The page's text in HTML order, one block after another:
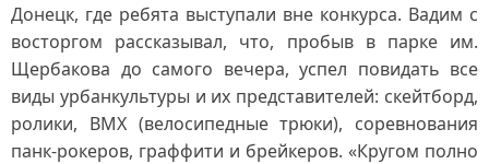
Донецк, где ребята выступали вне конкурса. Вадим с
восторгом рассказывал, что, пробыв в парке им.
Щербакова до самого вечера, успел повидать все
виды урбанкультуры и их представителей: скейтборд,
ролики, ВМХ (велосипедные трюки), соревнования
панк-рокеров, граффити и брейкеров. «Кругом полно